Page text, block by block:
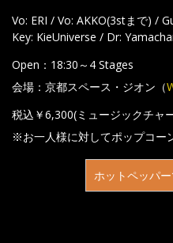
Vo: ERI / Vo: AKKO(3stまで) /
Key: KieUniverse / Dr:
Open：18:30～4 Stages
会場：京都スペース・ジオン（
税込￥6,300(ミュージックチャ
※お一人様に対してポップコー
ホットペッパ